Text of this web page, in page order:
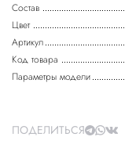
Состав
Цвет
Артикул
Код товара
Параметры модели
ПОДЕЛИТЬСЯ